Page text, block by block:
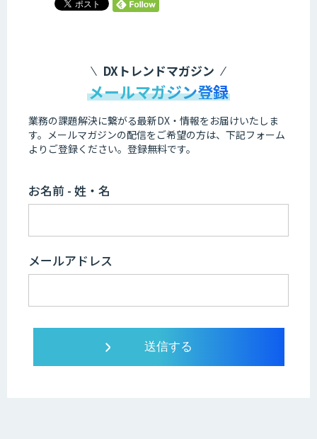
DXトレンドマガジン
メールマガジン登録
業務の課題解決に繋がる最新DX・情報をお届けいたしま
す。 メールマガジンの配信をご希望の方は、下記フォーム
よりご登録ください。登録無料です。
お名前 - 姓・名
メールアドレス